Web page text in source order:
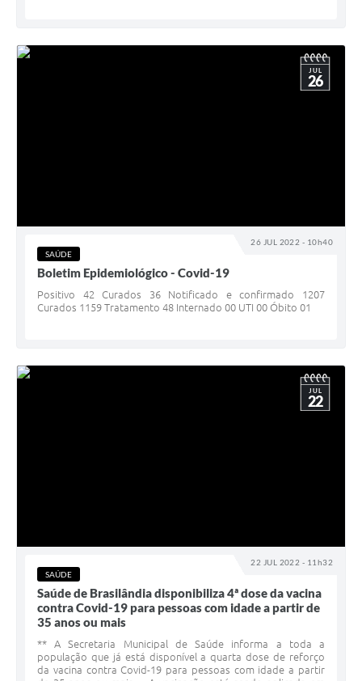
26 JUL 2022 - 10h40
JUL
26
SAÚDE
Boletim Epidemiológico - Covid-19
Positivo 42 Curados 36 Notificado e confirmado 1207
Curados 1159 Tratamento 48 Internado 00 UTI 00 Óbito 01
22 JUL 2022 - 11h32
JUL
22
SAÚDE
Saúde de Brasilândia disponibiliza 4ª dose da vacina
contra Covid-19 para pessoas com idade a partir de
35 anos ou mais
** A Secretaria Municipal de Saúde informa a toda a
população que já está disponível a quarta dose de reforço
da vacina contra Covid-19 para pessoas com idade a partir